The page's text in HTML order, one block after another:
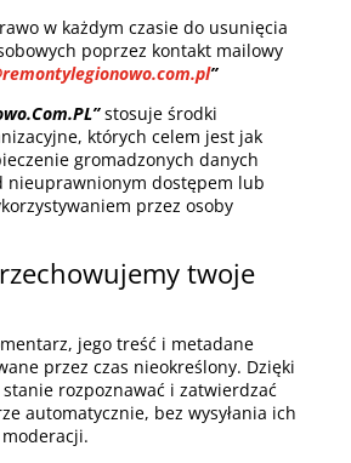
w każdym czasie do usunięcia
poprzez kontakt mailowy
”
stosuje środki
których celem jest jak
gromadzonych danych
nieuprawnionym dostępem lub
przez osoby
twoje
jego treść i metadane
przez czas nieokreślony. Dzięki
rozpoznawać i zatwierdzać
automatycznie, bez wysyłania ich